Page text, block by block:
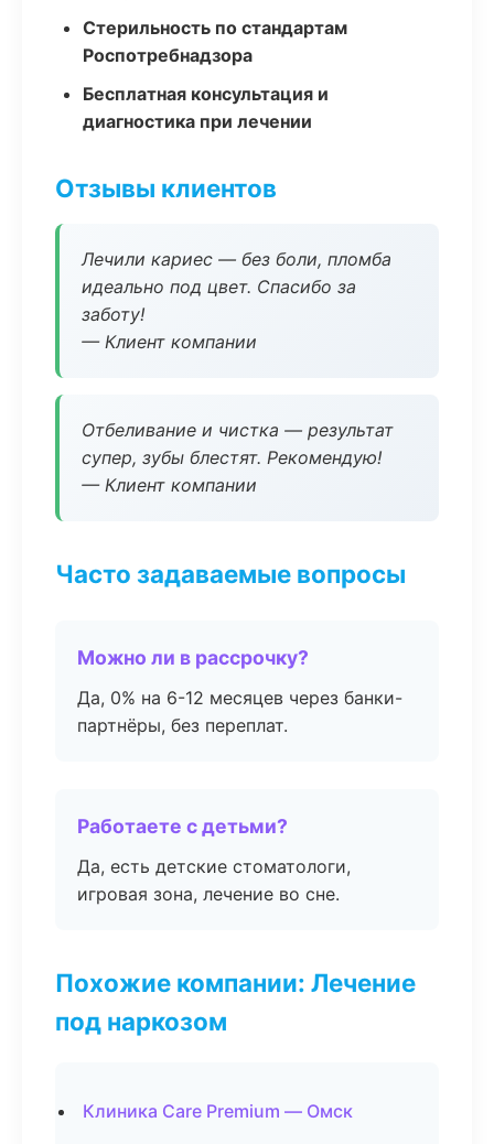
Стерильность по стандартам
Роспотребнадзора
Бесплатная консультация и
диагностика при лечении
Отзывы клиентов
Лечили кариес — без боли, пломба
идеально под цвет. Спасибо за
заботу!
— Клиент компании
Отбеливание и чистка — результат
супер, зубы блестят. Рекомендую!
— Клиент компании
Часто задаваемые вопросы
Можно ли в рассрочку?
Да, 0% на 6-12 месяцев через банки-
партнёры, без переплат.
Работаете с детьми?
Да, есть детские стоматологи,
игровая зона, лечение во сне.
Похожие компании: Лечение
под наркозом
Клиника Care Premium — Омск